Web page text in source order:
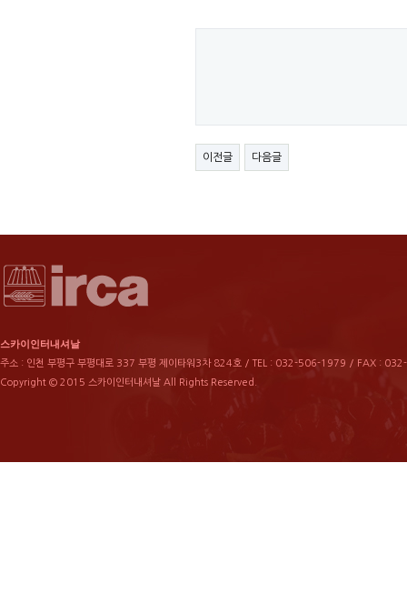
이전글 다음글
스카이인터내셔날
주소 : 인천 부평구 부평대로 337 부평 제이타워3차 824호 / TEL : 032-506-1979 / FAX :
Copyright © 2015 스카이인터내셔날 All Rights Reserved.